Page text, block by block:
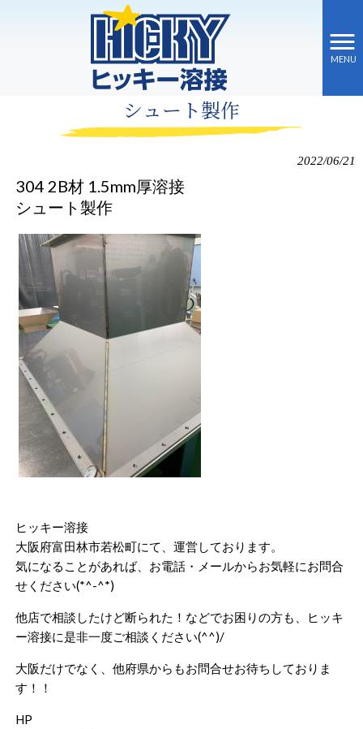
MENU
ヒッキー溶接 HOME
> 施工事例 > シュート製作
シュート製作
2022/06/21
304 2B材 1.5mm厚溶接
シュート製作
ヒッキー溶接
大阪府富田林市若松町にて、運営しております。
気になることがあれば、お電話・メールからお気軽にお問合
せください(*^-^*)
他店で相談したけど断られた！などでお困りの方も、ヒッキ
ー溶接に是非一度ご相談ください(^^)/
大阪だけでなく、他府県からもお問合せお待ちしておりま
す！！
HP